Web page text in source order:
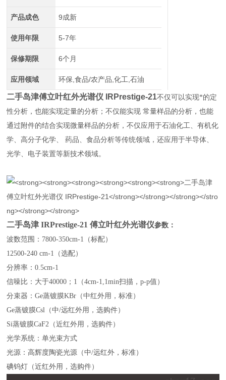
产品成色 9成新
使用年限 5-7年
保修期限 6个月
应用领域 环保,食品/农产品,化工,石油
二手岛津傅立叶红外光谱仪 IRPrestige-21不仅可以实现*的定
性分析，也能实现定量的分析；不仅能实现 常量样品的分析，也能
通过附件的结合实现微量样品的分析，不仅应用于石油化工、有机化
学、高分子化学、 药品、食品分析等传统领域，还应用于半导体、
光学、电子装置等新技术领域。
二手岛津 IRPrestige-21 傅立叶红外光谱仪参数：
波数范围：7800-350cm-1（标配）
12500-240 cm-1（选配）
分辨率：0.5cm-1
信噪比：大于40000；1（4cm-1,1min扫描，p-p值）
分束器：Ge蒸镀膜KBr（中红外用，标准）
Ge蒸镀膜Csl（中/远红外用，选购件）
Si蒸镀膜CaF2（近红外用，选购件）
光学系统：单光束方式
光源：高辉度陶瓷光源（中/远红外，标准）
碘钨灯（近红外用，选购件）